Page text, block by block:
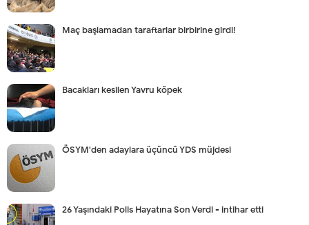
Maç başlamadan taraftarlar birbirine girdi!
Bacakları kesilen Yavru köpek
ÖSYM'den adaylara üçüncü YDS müjdesi
26 Yaşındaki Polis Hayatına Son Verdi - intihar etti